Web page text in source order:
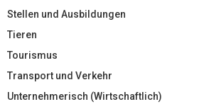
Stellen und Ausbildungen
Tieren
Tourismus
Transport und Verkehr
Unternehmerisch (Wirtschaftlich)